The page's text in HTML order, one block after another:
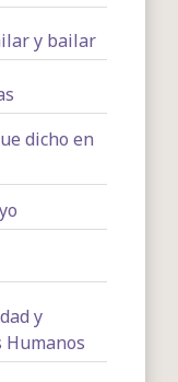
y bailar
dicho en
y
Humanos